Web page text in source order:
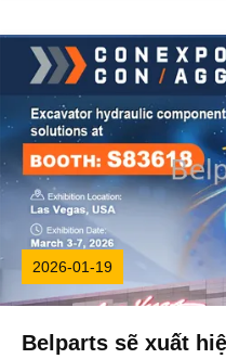
ngành công nghiệp và
2026-01-19
Belparts sẽ xuất